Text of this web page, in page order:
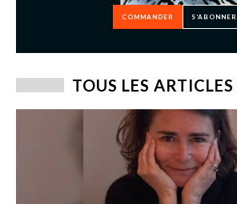
COMMANDER S’ABONNER
TOUS LES ARTICLES